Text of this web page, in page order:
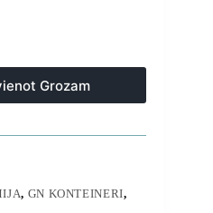
Grozam
, GN KONTEINERI,